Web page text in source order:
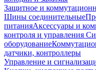
Защитное и
Шины соединительные
питанияАксессуары и
контроля и управления
оборудование
датчики, контроллеры
Управление и